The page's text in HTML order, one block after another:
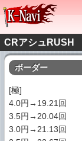
CRアシュRUSH
ボーダー
[極]
4.0円→19.21回
3.5円→20.04回
3.0円→21.13回